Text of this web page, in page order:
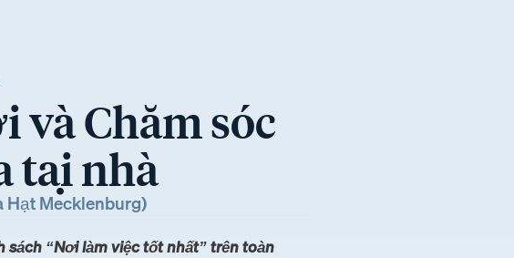
và Chăm sóc
tại nhà
Hạt Mecklenburg)
“Nơi làm việc tốt nhất” trên toàn